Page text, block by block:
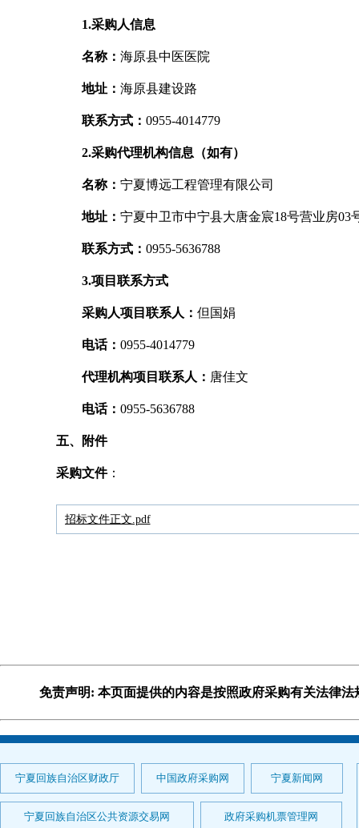
1.采购人信息
名称： 海原县中医医院
地址： 海原县建设路
联系方式： 0955-4014779
2.采购代理机构信息（如有）
名称： 宁夏博远工程管理有限公司
地址： 宁夏中卫市中宁县大唐金宸18号营业房03
联系方式： 0955-5636788
3.项目联系方式
采购人项目联系人： 但国娟
电话： 0955-4014779
代理机构项目联系人： 唐佳文
电话： 0955-5636788
五、附件
采购文件：
招标文件正文.pdf
免责声明: 本页面提供的内容是按照政府采购有关法律
宁夏回族自治区财政厅 中国政府采购网 宁夏新闻网
宁夏回族自治区公共资源交易网 政府采购机票管理网